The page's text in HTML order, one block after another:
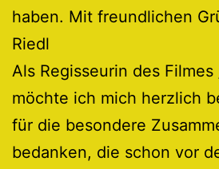
haben. Mit freundlichen
Riedl
Als Regisseurin des Filmes
möchte ich mich herzlich
für die besondere
bedanken, die schon vor